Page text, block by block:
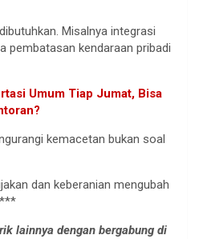
Misalnya integrasi
pembatasan kendaraan pribadi
Umum Tiap Jumat, Bisa
kemacetan bukan soal
dan keberanian mengubah
lainnya dengan bergabung di